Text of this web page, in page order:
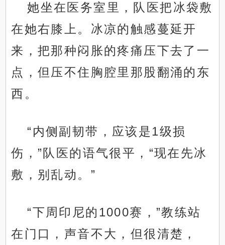
她坐在医务室里，队医把冰袋敷
在她右膝上。冰凉的触感蔓延开
来，把那种闷胀的疼痛压下去了一
点，但压不住胸腔里那股翻涌的东
西。
“内侧副韧带，应该是1级损
伤，”队医的语气很平，“现在先冰
敷，别乱动。”
“下周印尼的1000赛，”教练站
在门口，声音不大，但很清楚，